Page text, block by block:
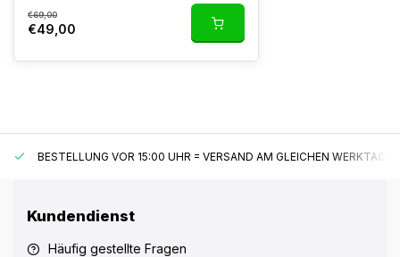
€69,00
€49,00
BESTELLUNG VOR 15:00 UHR = VERSAND AM GLEICHEN WERKTAG*
Kundendienst
Häufig gestellte Fragen